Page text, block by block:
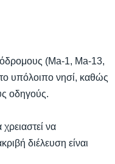
(Ma-1, Ma-13,
υπόλοιπο νησί, καθώς
οδηγούς.
να
διέλευση είναι